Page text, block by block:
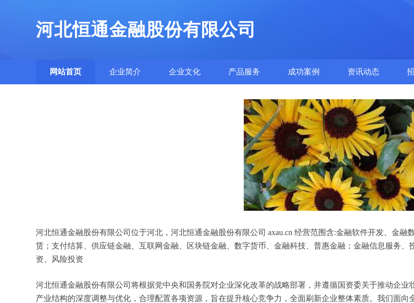
河北恒通金融股份有限公司
网站首页 企业简介 企业文化 产品服务 成功案例 资讯动态
河北恒通金融股份有限公司位于河北，河北恒通金融股份有限公司 axau.cn 经营范围含:金融软件开发、金
赁；支付结算、供应链金融、互联网金融、区块链金融、数字货币、金融科技、普惠金融；金融信息服务
资、风险投资
河北恒通金融股份有限公司将根据党中央和国务院对企业深化改革的战略部署，并遵循国资委关于推动企
产业结构的深度调整与优化，合理配置各项资源，旨在提升核心竞争力，全面刷新企业整体素质。我们面